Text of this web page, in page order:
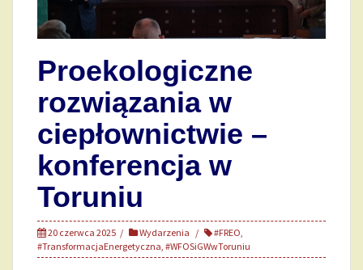
Proekologiczne
rozwiązania w
ciepłownictwie –
konferencja w
Toruniu
20 czerwca 2025 Wydarzenia #FREO,
#TransformacjaEnergetyczna, #WFOSiGWwToruniu